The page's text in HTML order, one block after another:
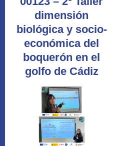
dimensión
biológica y socio-
económica del
boquerón en el
golfo de Cádiz